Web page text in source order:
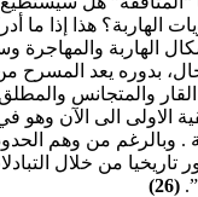
الهاربة؟ هذا إذا ما
الهاربة والمهاجرة
بدوره يعد المسرح
والمتجانس
الاولى الى الآن وهو
. وبالرغم من وهم الحدود
من خلال
(26)